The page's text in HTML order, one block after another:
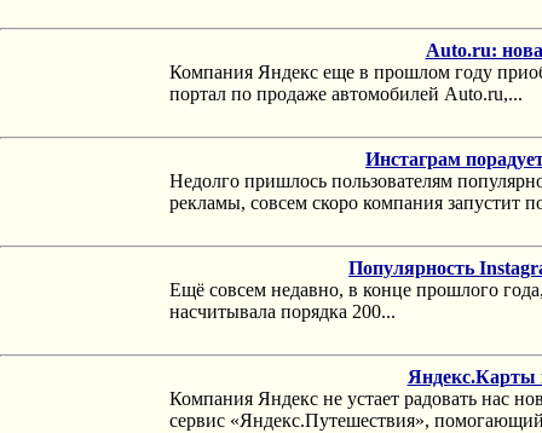
Auto.ru:
Компания Яндекс еще в прошлом году
портал по продаже автомобилей Auto.ru,...
Инстаграм
Недолго пришлось пользователям
рекламы, совсем скоро компания запустит
Популярность
Ещё совсем недавно, в конце прошлого
насчитывала порядка 200...
Яндекс.Карты
Компания Яндекс не устает радовать нас
сервис «Яндекс.Путешествия»,